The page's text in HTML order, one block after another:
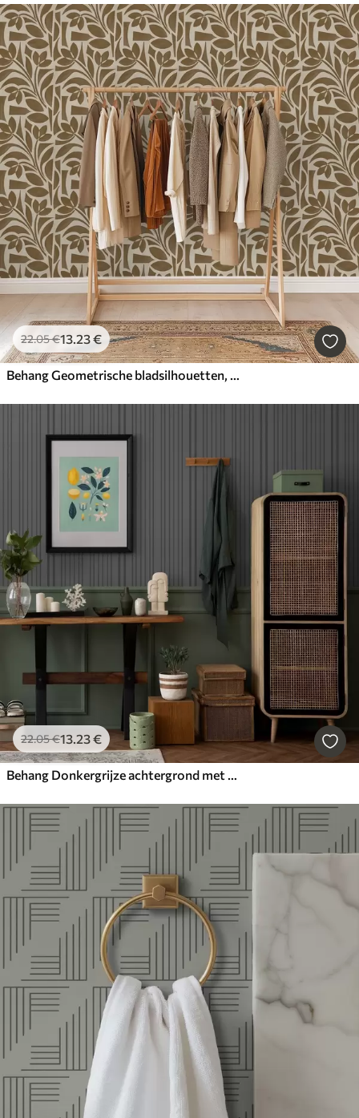
22.05€13.23€
Behang Geometrische bladsilhouetten, karamelbruin op beige
22.05€13.23€
Behang Donkergrijze achtergrond met verticale gestructureerde strepen